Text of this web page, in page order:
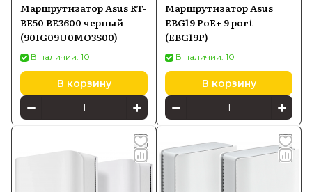
Маршрутизатор Asus RT-
BE50 BE3600 черный
(90IG09U0MO3S00)
В наличии: 10
В корзину
Маршрутизатор Asus
EBG19 PoE+ 9 port
(EBG19P)
В наличии: 10
В корзину